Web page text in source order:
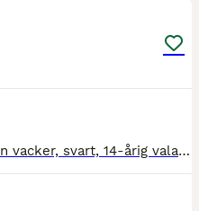
Freddie Mercury (Freddie) är en vacker, svart, 14-årig valack efter de prestigefyllda hingstarna Metall och Sandro Hit. Freddie är en mycket snäll häst som alltid vill göra sitt bästa för sin ryttare.